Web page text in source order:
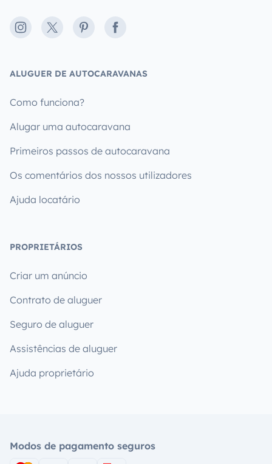
Instagram
X PinterestFacebook
ALUGUER DE AUTOCARAVANAS
Como funciona?
Alugar uma autocaravana
Primeiros passos de autocaravana
Os comentários dos nossos utilizadores
Ajuda locatário
PROPRIETÁRIOS
Criar um anúncio
Contrato de aluguer
Seguro de aluguer
Assistências de aluguer
Ajuda proprietário
Modos de pagamento seguros